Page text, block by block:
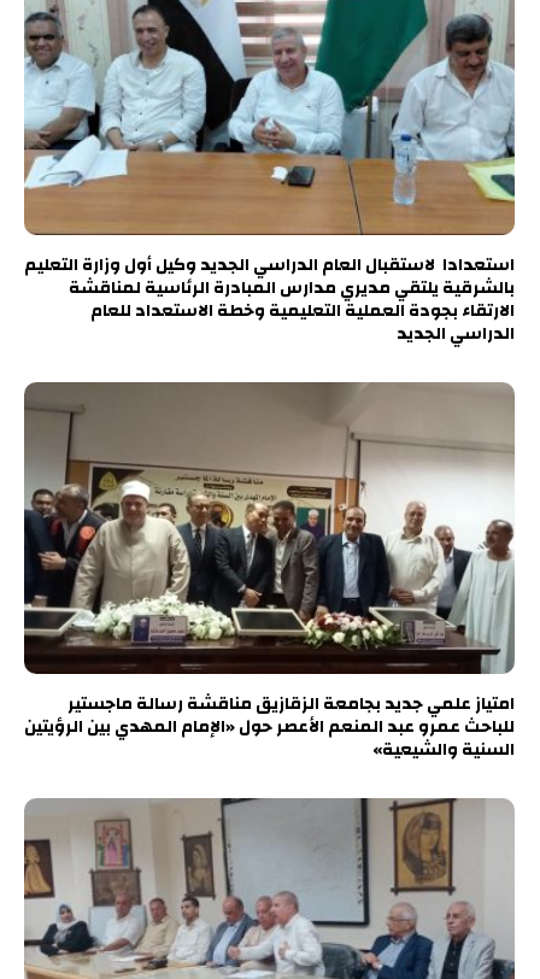
استعدادا لاستقبال العام الدراسي الجديد وكيل أول وزارة التعليم
بالشرقية يلتقي مديري مدارس المبادرة الرئاسية لمناقشة
الارتقاء بجودة العملية التعليمية وخطة الاستعداد للعام
الدراسي الجديد
امتياز علمي جديد بجامعة الزقازيق مناقشة رسالة ماجستير
للباحث عمرو عبد المنعم الأعصر حول «الإمام المهدي بين الرؤيتين
السنية والشيعية»